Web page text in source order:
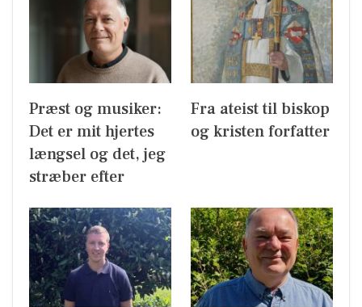
Præst og musiker:
Det er mit hjertes
længsel og det, jeg
stræber efter
Fra ateist til biskop
og kristen forfatter